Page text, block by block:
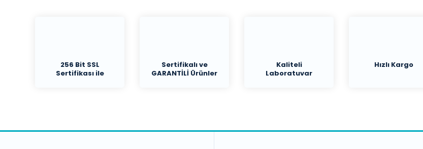
256 Bit SSL
Sertifikası ile
Sertifikalı ve
GARANTİLİ Ürünler
Kaliteli
Laboratuvar
Hızlı Kargo